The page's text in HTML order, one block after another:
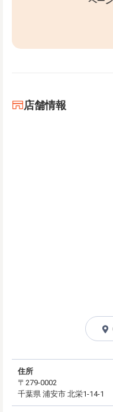
店舗情報
住所
〒279-0002
千葉県 浦安市 北栄1-14-1